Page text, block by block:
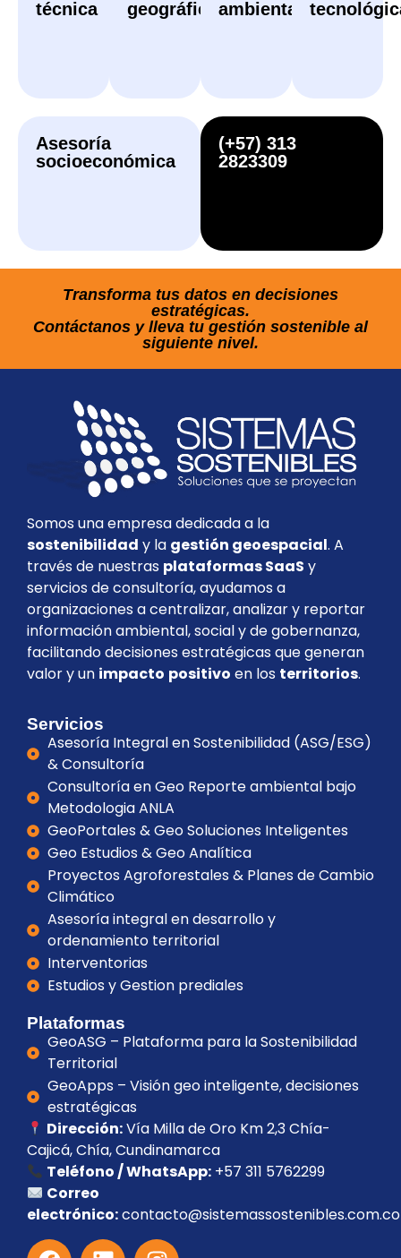
técnica
geográfica ambiental
Asesoría
socioeconómica
(+57) 313
2823309
Transforma tus datos en decisiones
estratégicas.
Contáctanos y lleva tu gestión sostenible al
siguiente nivel.
Somos una empresa dedicada a la
sostenibilidad y la gestión geoespacial. A
través de nuestras plataformas SaaS y
servicios de consultoría, ayudamos a
organizaciones a centralizar, analizar y reportar
información ambiental, social y de gobernanza,
facilitando decisiones estratégicas que generan
valor y un impacto positivo en los territorios.
Servicios
Asesoría Integral en Sostenibilidad (ASG/ESG)
& Consultoría
Consultoría en Geo Reporte ambiental bajo
Metodologia ANLA
GeoPortales & Geo Soluciones Inteligentes
Geo Estudios & Geo Analítica
Proyectos Agroforestales & Planes de Cambio
Climático
Asesoría integral en desarrollo y
ordenamiento territorial
Interventorias
Estudios y Gestion prediales
Plataformas
GeoASG – Plataforma para la Sostenibilidad
Territorial
GeoApps – Visión geo inteligente, decisiones
estratégicas
Dirección:Vía Milla de Oro Km 2,3 Chía-
Cajicá, Chía, Cundinamarca
Teléfono / WhatsApp: +57 311 5762299
Correo
electrónico:contacto@sistemassostenibles.com.co